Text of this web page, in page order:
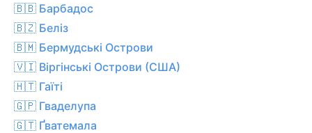
🇧🇧 Барбадос
🇧🇿 Беліз
🇧🇲 Бермудські Острови
🇻🇮 Віргінські Острови (США)
🇭🇹 Гаїті
🇬🇵 Гваделупа
🇬🇹 Ґватемала